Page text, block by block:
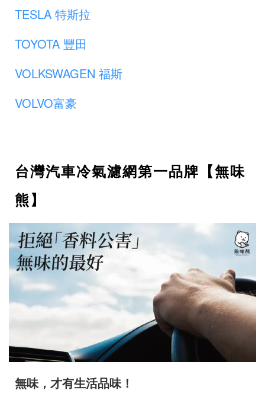
TESLA 特斯拉
TOYOTA 豐田
VOLKSWAGEN 福斯
VOLVO富豪
台灣汽車冷氣濾網第一品牌【無味
熊】
無味，才有生活品味！